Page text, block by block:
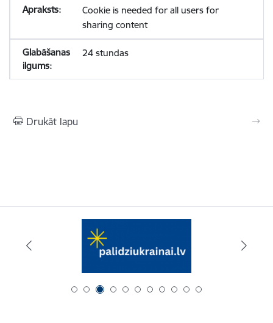
Cookie is needed for all users for
sharing content
24 stundas
Drukāt lapu